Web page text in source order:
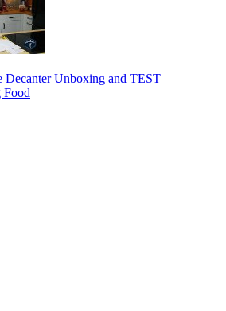
Decanter Unboxing and TEST
Food